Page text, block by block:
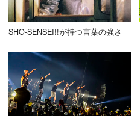
SHO-SENSEI!!が持つ言葉の強さ